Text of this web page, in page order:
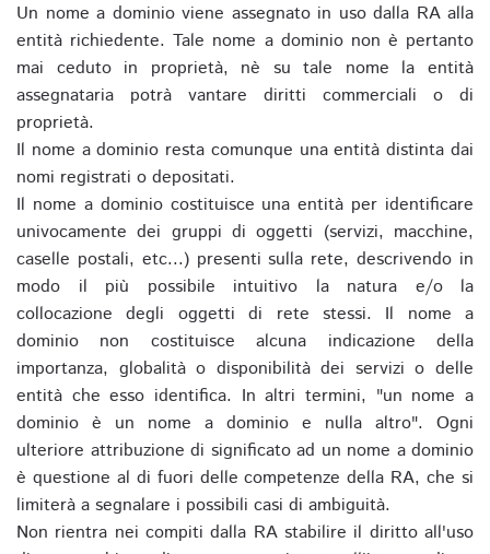
Un nome a dominio viene assegnato in uso dalla RA alla
entità richiedente. Tale nome a dominio non è pertanto
mai ceduto in proprietà, nè su tale nome la entità
assegnataria potrà vantare diritti commerciali o di
proprietà.
Il nome a dominio resta comunque una entità distinta dai
nomi registrati o depositati.
Il nome a dominio costituisce una entità per identificare
univocamente dei gruppi di oggetti (servizi, macchine,
caselle postali, etc...) presenti sulla rete, descrivendo in
modo il più possibile intuitivo la natura e/o la
collocazione degli oggetti di rete stessi. Il nome a
dominio non costituisce alcuna indicazione della
importanza, globalità o disponibilità dei servizi o delle
entità che esso identifica. In altri termini, "un nome a
dominio è un nome a dominio e nulla altro". Ogni
ulteriore attribuzione di significato ad un nome a dominio
è questione al di fuori delle competenze della RA, che si
limiterà a segnalare i possibili casi di ambiguità.
Non rientra nei compiti dalla RA stabilire il diritto all'uso